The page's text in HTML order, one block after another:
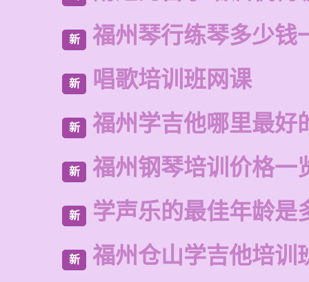
新 福州琴行练琴多少钱
新 唱歌培训班网课
新 福州学吉他哪里最好
新 福州钢琴培训价格一
新 学声乐的最佳年龄是
新 福州仓山学吉他培训